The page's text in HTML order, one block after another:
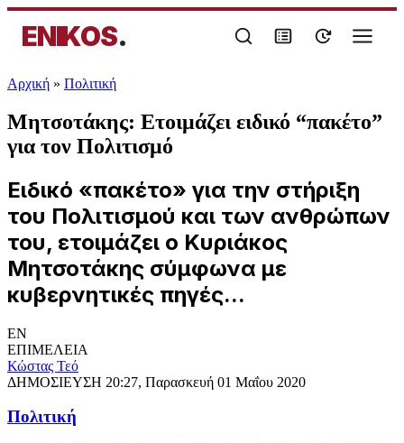
ENIKOS.
Αρχική » Πολιτική
Μητσοτάκης: Ετοιμάζει ειδικό “πακέτο”
για τον Πολιτισμό
Ειδικό «πακέτο» για την στήριξη
του Πολιτισμού και των ανθρώπων
του, ετοιμάζει ο Κυριάκος
Μητσοτάκης σύμφωνα με
κυβερνητικές πηγές...
EN
ΕΠΙΜΕΛΕΙΑ
Κώστας Τεό
ΔΗΜΟΣΙΕΥΣΗ 20:27, Παρασκευή 01 Μαΐου 2020
Πολιτική